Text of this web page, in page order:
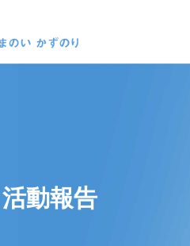
活動報告